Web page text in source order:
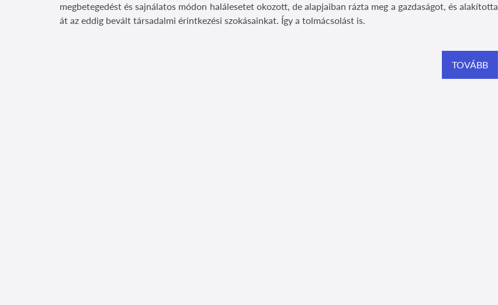
megbetegedést és sajnálatos módon halálesetet okozott, de alapjaiban rázta meg a gazdaságot, és alakította
át az eddig bevált társadalmi érintkezési szokásainkat. Így a tolmácsolást is.
TOVÁBB